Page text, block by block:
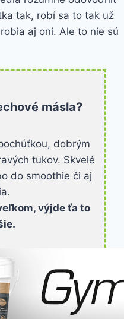
tak, robí sa to tak už
aj oni. Ale to nie sú
másla?
dobrým
tukov. Skvelé
do smoothie či aj
výjde ťa to